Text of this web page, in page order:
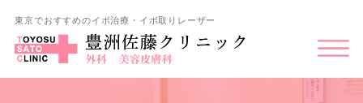
東京でおすすめのイボ治療・イボ取りレーザー